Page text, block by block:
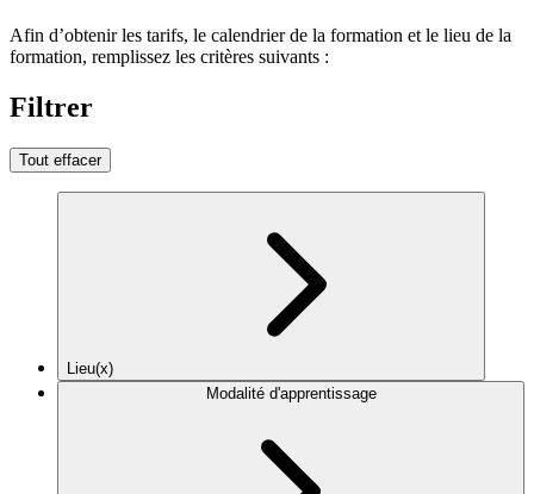
Afin d’obtenir les tarifs, le calendrier de la formation et le lieu de la
formation, remplissez les critères suivants :
Filtrer
Tout effacer
Lieu(x)
Modalité d'apprentissage